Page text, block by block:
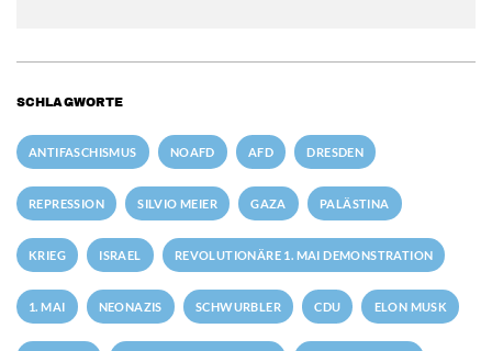
SCHLAGWORTE
ANTIFASCHISMUS NOAFD AFD DRESDEN
REPRESSION SILVIO MEIER GAZA PALÄSTINA
KRIEG ISRAEL REVOLUTIONÄRE 1. MAI DEMONSTRATION
1. MAI NEONAZIS SCHWURBLER CDU ELON MUSK